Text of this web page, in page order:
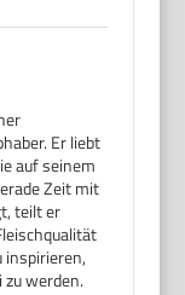
Er liebt
auf seinem
Zeit mit
teilt er
inspirieren,
werden.